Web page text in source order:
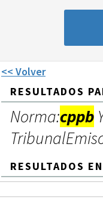
<< Volver
RESULTADOS
Norma:cppb
RESULTADOS